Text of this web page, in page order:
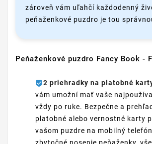
zároveň vám uľahčí každodenný
peňaženkové puzdro je tou
Peňaženkové puzdro Fancy Book -
2 priehradky na platobné
vám umožní mať vaše
vždy po ruke. Bezpečne a
platobné alebo vernostné karty
vašom puzdre na mobilný